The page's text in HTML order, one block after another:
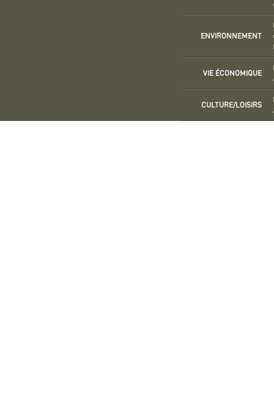
ENVIRONNEMENT
VIE ÉCONOMIQUE
CULTURE/LOISIRS